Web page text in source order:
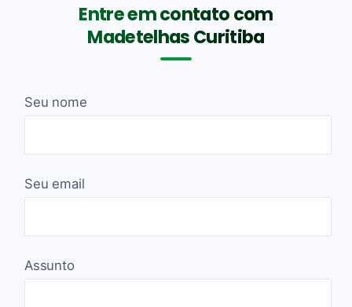
Entre em contato com
Madetelhas Curitiba
Seu nome
Seu email
Assunto